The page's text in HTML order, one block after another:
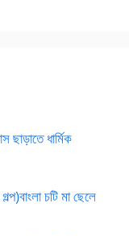
ধার্মিক
চটি মা ছেলে